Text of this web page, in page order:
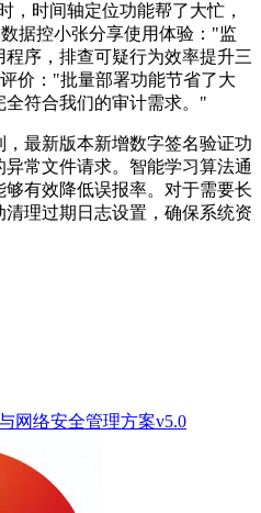
，时间轴定位功能帮了大忙，
据控小张分享使用体验："监
序，排查可疑行为效率提升三
价："批量部署功能节省了大
符合我们的审计需求。"
最新版本新增数字签名验证功
常文件请求。智能学习算法通
有效降低误报率。对于需要长
理过期日志设置，确保系统资
网络安全管理方案v5.0